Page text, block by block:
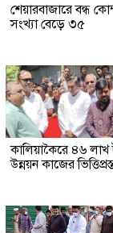
শেয়ারবাজারে বন্ধ
সংখ্যা বেড়ে ৩৫
কালিয়াকৈরে ৪৬
উন্নয়ন কাজের